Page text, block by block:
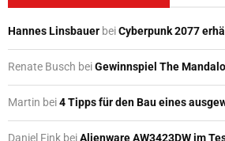
Hannes Linsbauer beiCyberpunk 2077
Renate Busch beiGewinnspiel The
Martin bei4 Tipps für den Bau eines
Daniel Fink beiAlienware AW3423DW im